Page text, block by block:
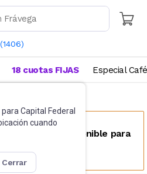
(1406)
Capital Federal
cuando
cerrar
18 cuotas FIJAS Especial Café
encuentra disponible para